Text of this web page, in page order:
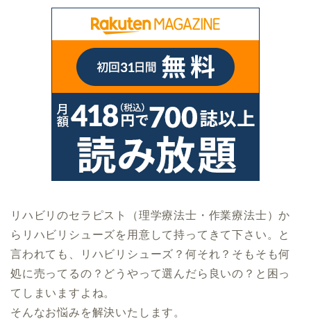
リハビリのセラピスト（理学療法士・作業療法士）か
らリハビリシューズを用意して持ってきて下さい。と
言われても、リハビリシューズ？何それ？そもそも何
処に売ってるの？どうやって選んだら良いの？と困っ
てしまいますよね。
そんなお悩みを解決いたします。